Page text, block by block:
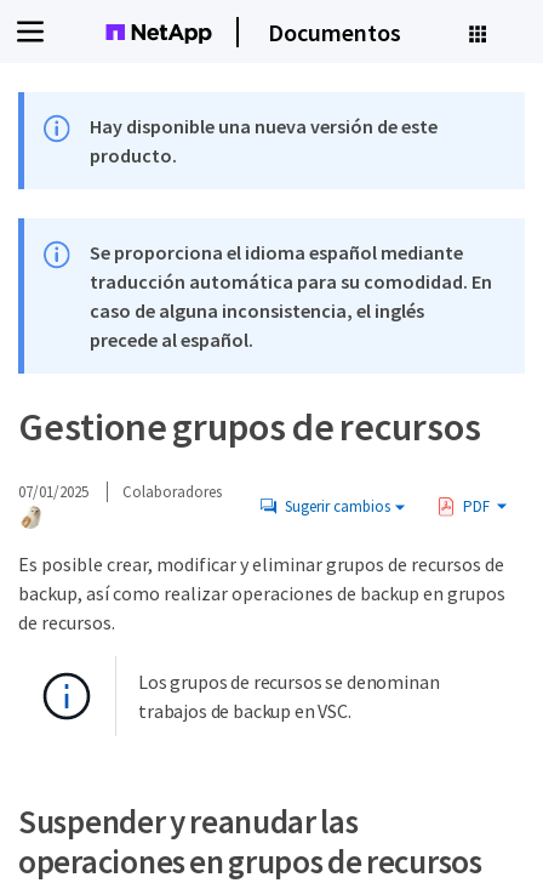
Documentos
Hay disponible una nueva versión de este
producto.
Se proporciona el idioma español mediante
traducción automática para su comodidad. En
caso de alguna inconsistencia, el inglés
precede al español.
Gestione grupos de recursos
07/01/2025 Colaboradores
Sugerir cambios PDF
Es posible crear, modificar y eliminar grupos de recursos de
backup, así como realizar operaciones de backup en grupos
de recursos.
Los grupos de recursos se denominan
trabajos de backup en VSC.
Suspender y reanudar las
operaciones en grupos de recursos